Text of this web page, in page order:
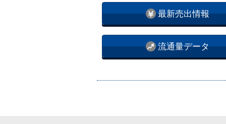
最新売出情報
流通量データ